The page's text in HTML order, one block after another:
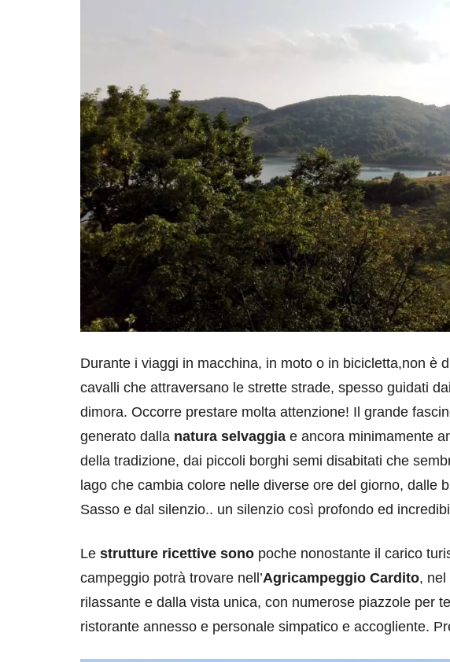
Durante i viaggi in macchina, in moto o in bicicletta,non è
cavalli che attraversano le strette strade, spesso guidati
dimora. Occorre prestare molta attenzione! Il grande
generato dalla natura selvaggia e ancora minimamente
della tradizione, dai piccoli borghi semi disabitati che
lago che cambia colore nelle diverse ore del giorno, dalle
Sasso e dal silenzio.. un silenzio così profondo ed
Le strutture ricettive sono poche nonostante il carico
campeggio potrà trovare nell’Agricampeggio Cardito, nel
rilassante e dalla vista unica, con numerose piazzole per
ristorante annesso e personale simpatico e accogliente.